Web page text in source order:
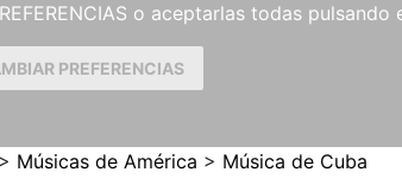
o aceptarlas todas pulsando
PREFERENCIAS
> Músicas de América > Música de Cuba